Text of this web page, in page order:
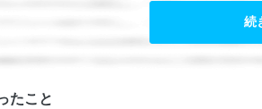
続
たこと